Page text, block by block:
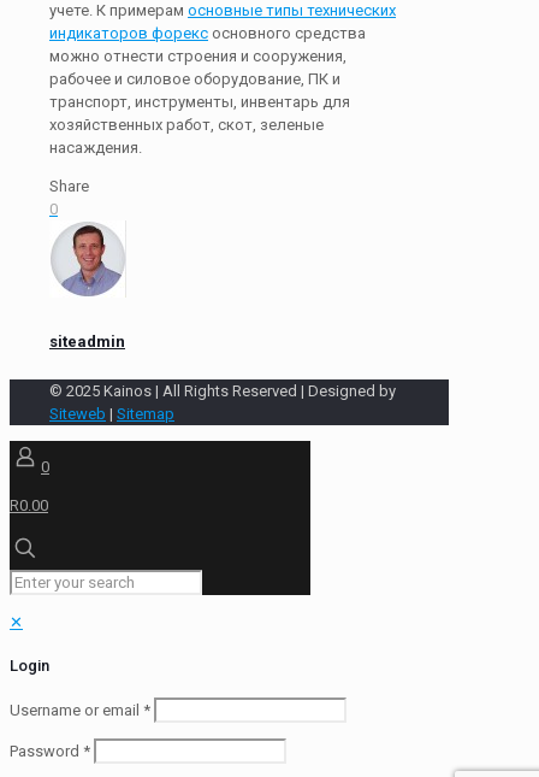
учете. К примерам основные типы технических
индикаторов форекс основного средства
можно отнести строения и сооружения,
рабочее и силовое оборудование, ПК и
транспорт, инструменты, инвентарь для
хозяйственных работ, скот, зеленые
насаждения.
Share
0
siteadmin
© 2025 Kainos | All Rights Reserved | Designed by
Siteweb | Sitemap
0
R0.00
✕
Login
Username or email *
Password *